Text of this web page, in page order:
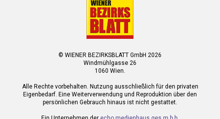
© WIENER BEZIRKSBLATT GmbH 2026
Windmühlgasse 26
1060 Wien.
Alle Rechte vorbehalten. Nutzung ausschließlich für den privaten
Eigenbedarf. Eine Weiterverwendung und Reproduktion über den
persönlichen Gebrauch hinaus ist nicht gestattet.